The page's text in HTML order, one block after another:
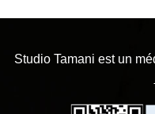
Studio Tamani est un